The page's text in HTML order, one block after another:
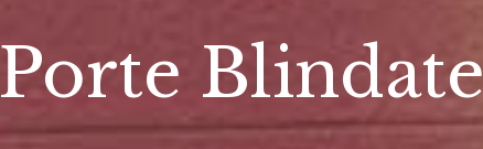
Porte Blindate